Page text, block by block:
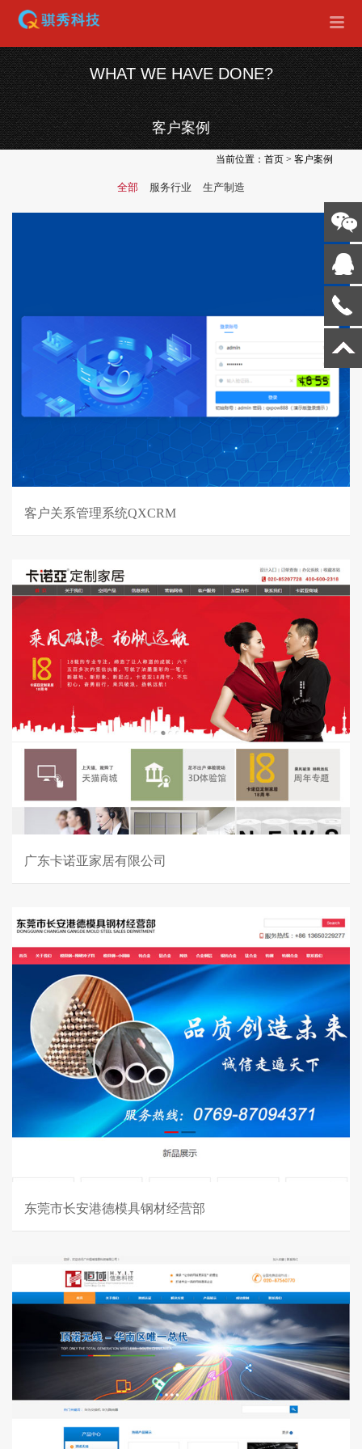
WHAT WE HAVE DONE?
客户案例
当前位置：首页 >客户案例
全部 服务行业 生产制造
客户关系管理系统QXCRM
广东卡诺亚家居有限公司
东莞市长安港德模具钢材经营部